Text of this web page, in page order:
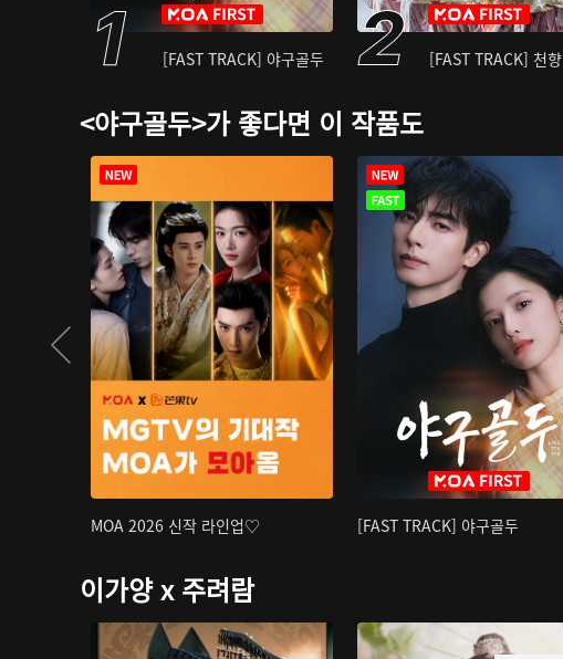
[FAST TRACK] 야구골두 [FAST TRACK] 천향
<야구골두>가 좋다면 이 작품도
MOA 2026 신작 라인업♡ [FAST TRACK] 야구골두
이가양 x 주려람